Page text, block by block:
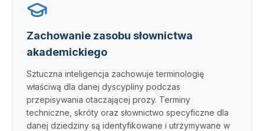
Zachowanie zasobu słownictwa
akademickiego
Sztuczna inteligencja zachowuje terminologię
właściwą dla danej dyscypliny podczas
przepisywania otaczającej prozy. Terminy
techniczne, skróty oraz słownictwo specyficzne dla
danej dziedziny są identyfikowane i utrzymywane w